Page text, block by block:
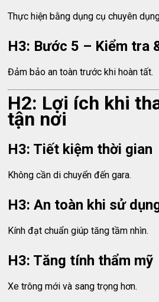
Thực hiện bằng dụng cụ chuyên
H3: Bước 5 – Kiểm tra
Đảm bảo an toàn trước khi hoàn tất.
H2: Lợi ích khi
tận nơi
H3: Tiết kiệm thời gian
Không cần di chuyển đến gara.
H3: An toàn khi sử
Kính đạt chuẩn giúp tăng tầm nhìn.
H3: Tăng tính thẩm mỹ
Xe trông mới và sang trọng hơn.